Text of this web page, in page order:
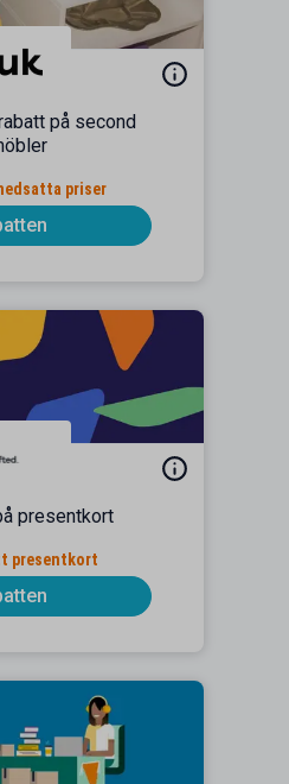
på second
priser
presentkort
presentkort